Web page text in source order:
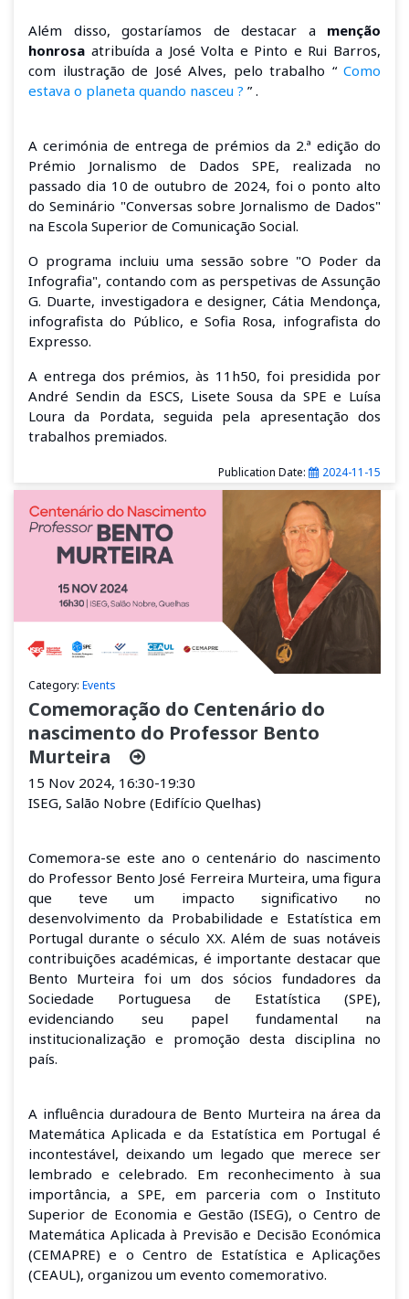
Além disso, gostaríamos de destacar a menção
honrosa atribuída a José Volta e Pinto e Rui Barros,
com ilustração de José Alves, pelo trabalho “ Como
estava o planeta quando nasceu ? ” .
A cerimónia de entrega de prémios da 2.ª edição do
Prémio Jornalismo de Dados SPE, realizada no
passado dia 10 de outubro de 2024, foi o ponto alto
do Seminário "Conversas sobre Jornalismo de Dados"
na Escola Superior de Comunicação Social.
O programa incluiu uma sessão sobre "O Poder da
Infografia", contando com as perspetivas de Assunção
G. Duarte, investigadora e designer, Cátia Mendonça,
infografista do Público, e Sofia Rosa, infografista do
Expresso.
A entrega dos prémios, às 11h50, foi presidida por
André Sendin da ESCS, Lisete Sousa da SPE e Luísa
Loura da Pordata, seguida pela apresentação dos
trabalhos premiados.
Publication Date: 2024-11-15
Category: Events
Comemoração do Centenário do
nascimento do Professor Bento
Murteira
15 Nov 2024, 16:30-19:30
ISEG, Salão Nobre (Edifício Quelhas)
Comemora-se este ano o centenário do nascimento
do Professor Bento José Ferreira Murteira, uma figura
que teve um impacto significativo no
desenvolvimento da Probabilidade e Estatística em
Portugal durante o século XX. Além de suas notáveis
contribuições académicas, é importante destacar que
Bento Murteira foi um dos sócios fundadores da
Sociedade Portuguesa de Estatística (SPE),
evidenciando seu papel fundamental na
institucionalização e promoção desta disciplina no
país.
A influência duradoura de Bento Murteira na área da
Matemática Aplicada e da Estatística em Portugal é
incontestável, deixando um legado que merece ser
lembrado e celebrado. Em reconhecimento à sua
importância, a SPE, em parceria com o Instituto
Superior de Economia e Gestão (ISEG), o Centro de
Matemática Aplicada à Previsão e Decisão Económica
(CEMAPRE) e o Centro de Estatística e Aplicações
(CEAUL), organizou um evento comemorativo.